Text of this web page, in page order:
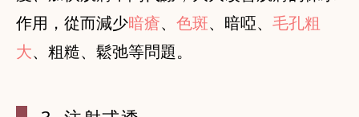
作用，從而減少暗瘡、 色斑、暗啞、 毛孔粗
大